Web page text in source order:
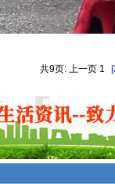
共9页: 上一页 1